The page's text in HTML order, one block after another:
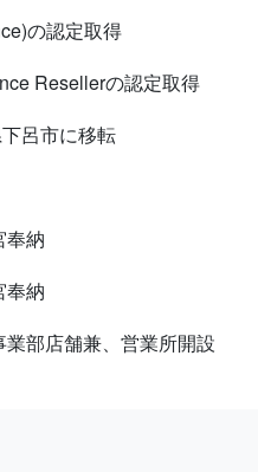
の認定取得
Resellerの認定取得
呂市に移転
奉納
奉納
部店舗兼、営業所開設